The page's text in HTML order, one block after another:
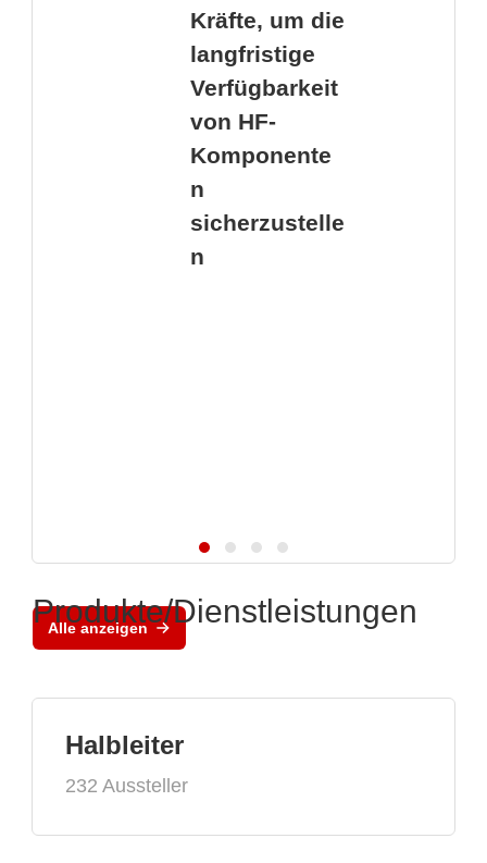
Kräfte, um die
langfristige
Verfügbarkeit
von HF-
Komponente
n
sicherzustelle
n
Alle anzeigen
Produkte/Dienstleistungen
Halbleiter
232 Aussteller